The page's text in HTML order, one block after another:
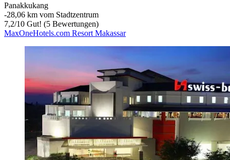
Panakkukang
‐28,06 km vom Stadtzentrum
7,2/10 Gut! (5 Bewertungen)
MaxOneHotels.com Resort Makassar